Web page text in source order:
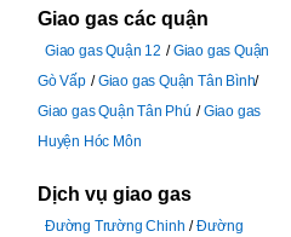
Giao gas các quận
Giao gas Quận 12
Giao gas Quận
Gò Vấp
Giao gas Quận Tân Bình
Giao gas Quận Tân Phú
Giao gas
Huyện Hóc Môn
Dịch vụ giao gas
Đường Trường Chinh
Đường